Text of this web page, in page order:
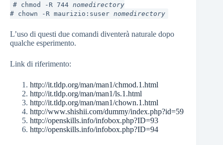
# chmod -R 744 nomedirectory
# chown -R maurizio:suser nomedirectory
L’uso di questi due comandi diventerà naturale dopo
qualche esperimento.
Link di riferimento:
http://it.tldp.org/man/man1/chmod.1.html
http://it.tldp.org/man/man1/ls.1.html
http://it.tldp.org/man/man1/chown.1.html
http://www.shishii.com/dummy/index.php?id=59
http://openskills.info/infobox.php?ID=93
http://openskills.info/infobox.php?ID=94